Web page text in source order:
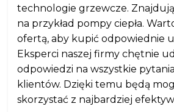
technologie grzewcze.
na przykład pompy ciepła.
ofertą, aby kupić odpowiednie
Eksperci naszej firmy chętnie
odpowiedzi na wszystkie
klientów. Dzięki temu będą
skorzystać z najbardziej